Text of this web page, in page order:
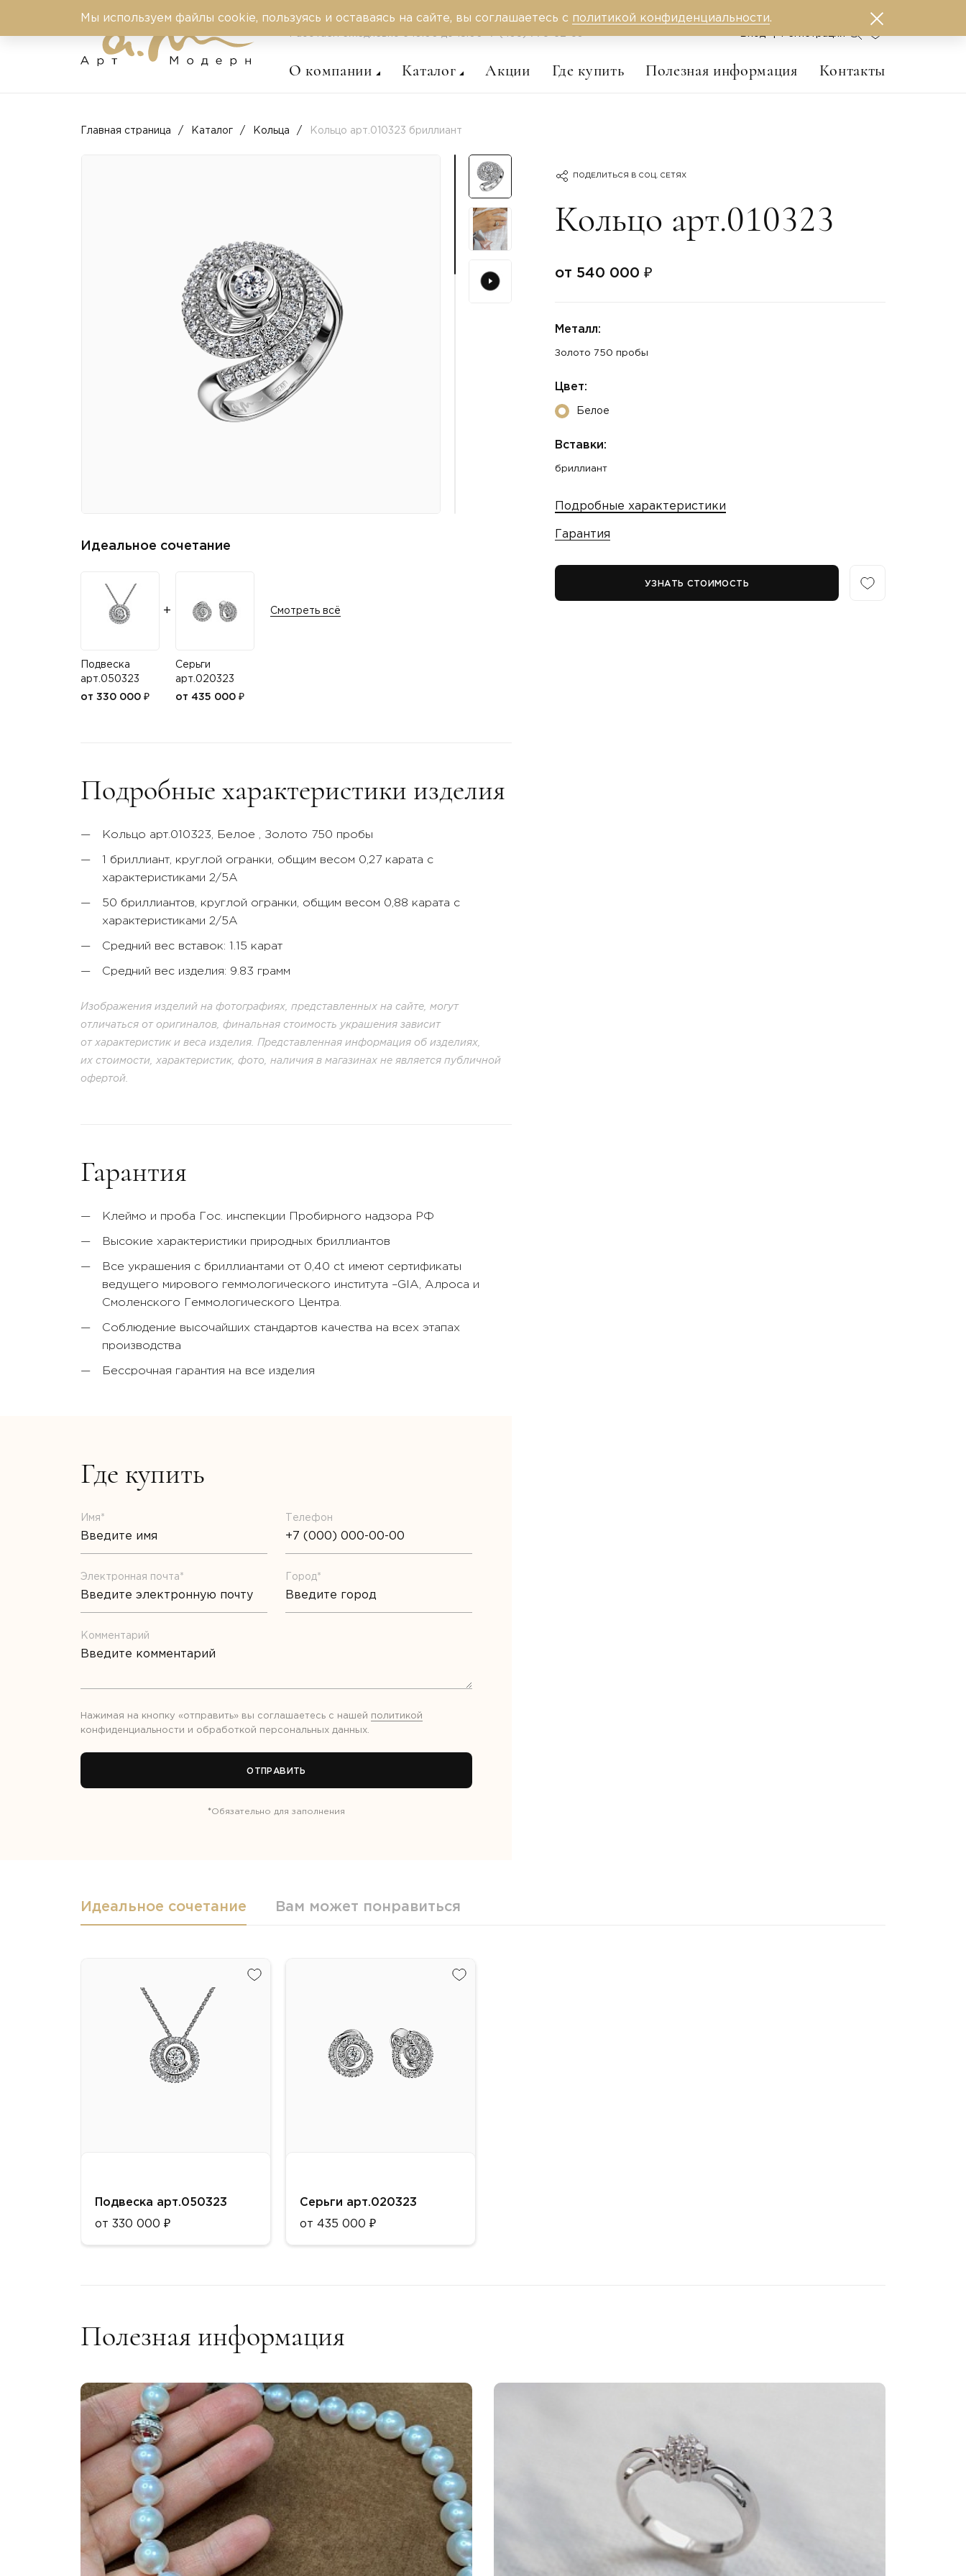
О компании Каталог Акции Где купить Полезная информация Контакты
Главная страница Каталог Кольца Кольцо арт.010323 бриллиант
Идеальное сочетание
Подвеска
арт.050323
от 330 000 ₽
Серьги
арт.020323
от 435 000 ₽
Смотреть всё
ПОДЕЛИТЬСЯ В СОЦ. СЕТЯХ
Кольцо арт.010323
от 540 000 ₽
Металл:
Золото 750 пробы
Цвет:
Белое
Вставки:
бриллиант
Подробные характеристики
Гарантия
УЗНАТЬ СТОИМОСТЬ
Подробные характеристики изделия
Кольцо арт.010323, Белое , Золото 750 пробы
1 бриллиант, круглой огранки, общим весом 0,27 карата с
характеристиками 2/5А
50 бриллиантов, круглой огранки, общим весом 0,88 карата с
характеристиками 2/5А
Средний вес вставок: 1.15 карат
Средний вес изделия: 9.83 грамм
Изображения изделий на фотографиях, представленных на сайте, могут
отличаться от оригиналов, финальная стоимость украшения зависит
от характеристик и веса изделия. Представленная информация об изделиях,
их стоимости, характеристик, фото, наличия в магазинах не является публичной
офертой.
Гарантия
Клеймо и проба Гос. инспекции Пробирного надзора РФ
Высокие характеристики природных бриллиантов
Все украшения с бриллиантами от 0,40 ct имеют сертификаты
ведущего мирового геммологического института –GIA, Алроса и
Смоленского Геммологического Центра.
Соблюдение высочайших стандартов качества на всех этапах
производства
Бессрочная гарантия на все изделия
Где купить
Имя* Телефон
Электронная почта* Город*
Комментарий
Нажимая на кнопку «отправить» вы соглашаетесь с нашей политикой
конфиденциальности и обработкой персональных данных
ОТПРАВИТЬ
*Обязательно для заполнения
Идеальное сочетание Вам может понравиться
Подвеска арт.050323
от 330 000 ₽
бриллиант
Серьги арт.020323
от 435 000 ₽
бриллиант
Полезная информация
Мы используем файлы cookie, пользуясь и оставаясь на сайте, вы соглашаетесь с политикой конфиденциальности.